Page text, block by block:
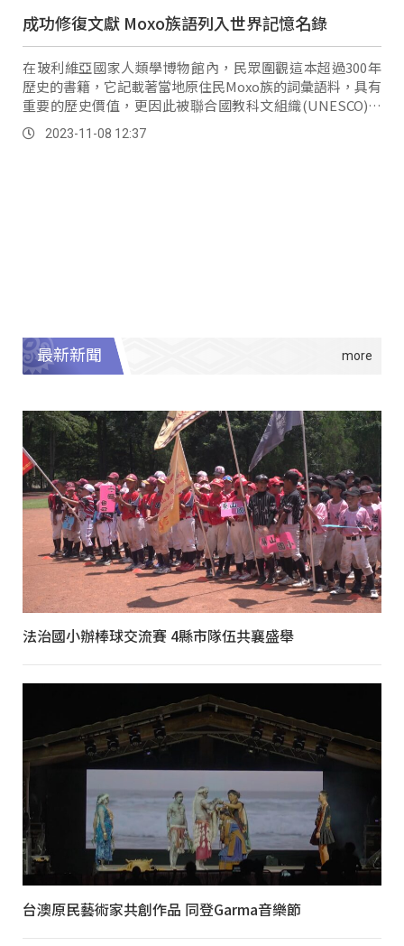
成功修復文獻 Moxo族語列入世界記憶名錄
在玻利維亞國家人類學博物館內，民眾圍觀這本超過300年
歷史的書籍，它記載著當地原住民Moxo族的詞彙語料，具有
重要的歷史價值，更因此被聯合國教科文組織(UNESCO)列
入世界記憶名錄。
2023-11-08 12:37
最新新聞
法治國小辦棒球交流賽 4縣市隊伍共襄盛舉
台澳原民藝術家共創作品 同登Garma音樂節